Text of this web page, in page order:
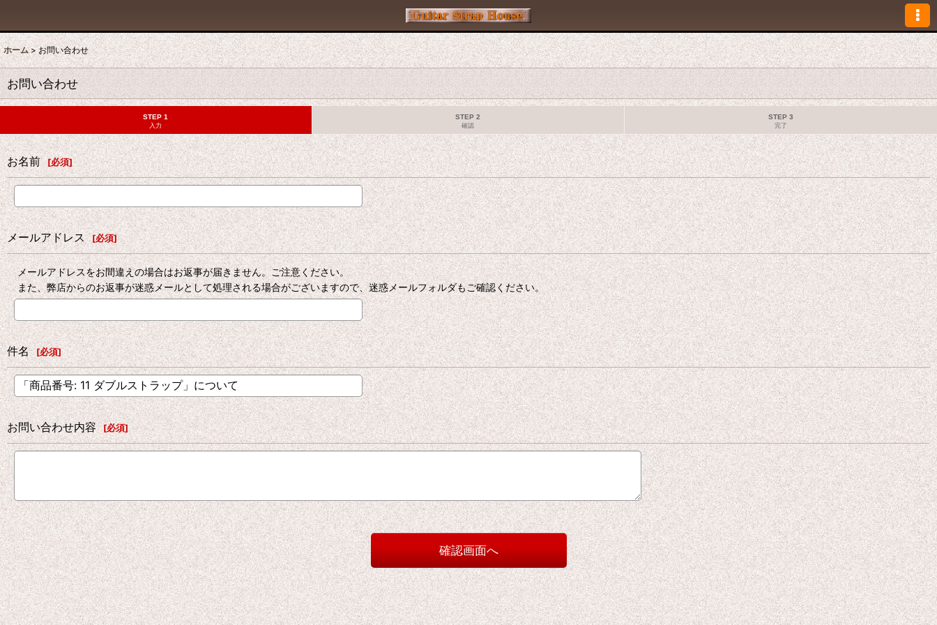
ホーム > お問い合わせ
お問い合わせ
STEP 1
入力
STEP 2
確認
STEP 3
完了
お名前 [必須]
メールアドレス [必須]
メールアドレスをお間違えの場合はお返事が届きません。ご注意ください。
また、弊店からのお返事が迷惑メールとして処理される場合がございますので、迷惑メールフォルダもご確認ください。
件名 [必須]
お問い合わせ内容 [必須]
確認画面へ